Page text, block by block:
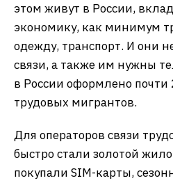
этом живут в России,
экономику, как минимум
одежду, транспорт. И они
связи, а также им нужны
в России оформлено
трудовых мигрантов.
Для операторов связи
быстро стали золотой
покупали SIM-карты,